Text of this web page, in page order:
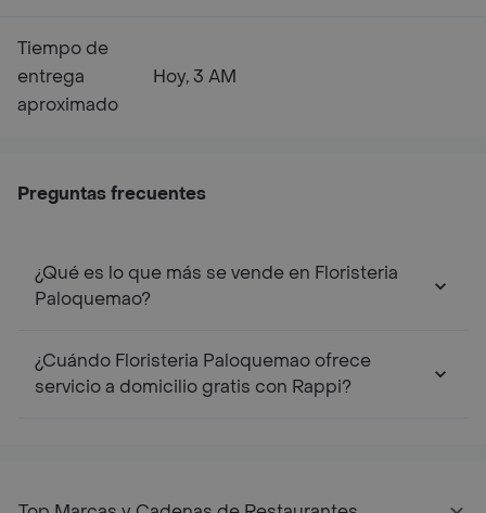
Tiempo de
entrega
aproximado
Hoy, 3 AM
Preguntas frecuentes
¿Qué es lo que más se vende en Floristeria
Paloquemao?
¿Cuándo Floristeria Paloquemao ofrece
servicio a domicilio gratis con Rappi?